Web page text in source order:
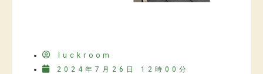
luckroom
2024年7月26日 12時00分